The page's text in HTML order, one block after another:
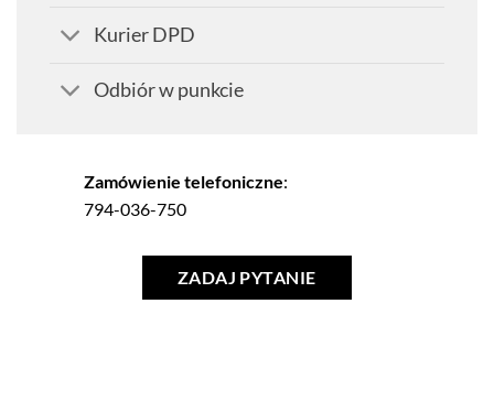
Kurier DPD
Odbiór w punkcie
Zamówienie telefoniczne:
794-036-750
ZADAJ PYTANIE